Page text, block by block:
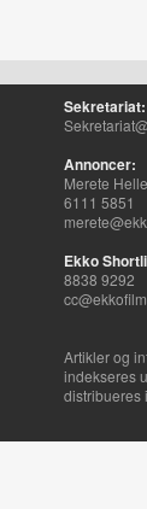
Sekretariat:
Annoncer:
Merete
6111 5851
Ekko
8838 9292
Artikler og
indekseres
distribueres